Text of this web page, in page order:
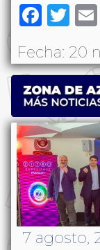
Fecha: 20
7 agosto,